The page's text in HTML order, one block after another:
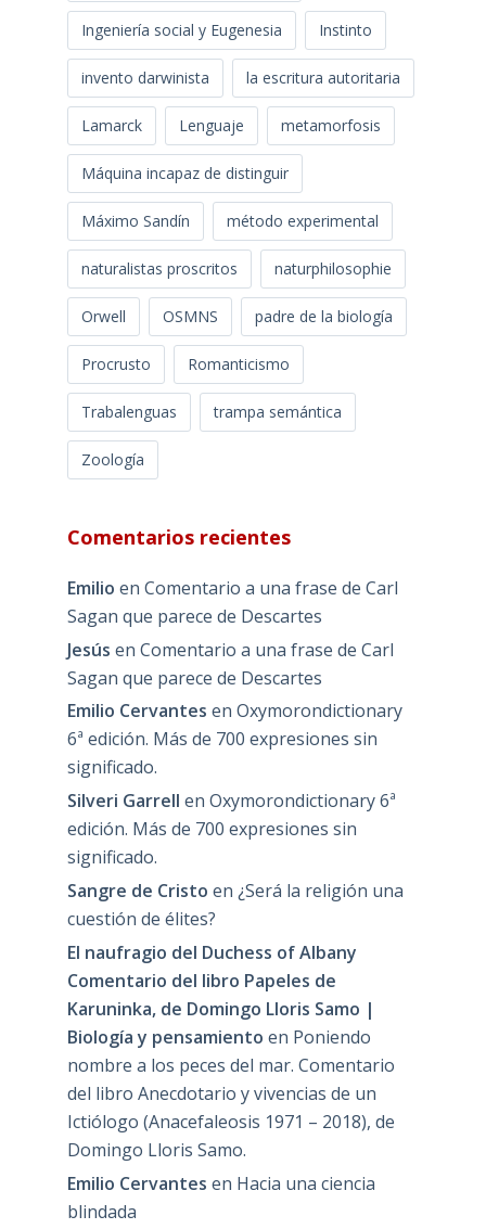
Ingeniería social y Eugenesia Instinto
invento darwinista la escritura autoritaria
Lamarck Lenguaje metamorfosis
Máquina incapaz de distinguir
Máximo Sandín método experimental
naturalistas proscritos naturphilosophie
Orwell OSMNS padre de la biología
Procrusto Romanticismo
Trabalenguas trampa semántica
Zoología
Comentarios recientes
Emilio en Comentario a una frase de Carl
Sagan que parece de Descartes
Jesús en Comentario a una frase de Carl
Sagan que parece de Descartes
Emilio Cervantes en Oxymorondictionary
6ª edición. Más de 700 expresiones sin
significado.
Silveri Garrell en Oxymorondictionary 6ª
edición. Más de 700 expresiones sin
significado.
Sangre de Cristo en ¿Será la religión una
cuestión de élites?
El naufragio del Duchess of Albany
Comentario del libro Papeles de
Karuninka, de Domingo Lloris Samo |
Biología y pensamiento en Poniendo
nombre a los peces del mar. Comentario
del libro Anecdotario y vivencias de un
Ictiólogo (Anacefaleosis 1971 – 2018), de
Domingo Lloris Samo.
Emilio Cervantes en Hacia una ciencia
blindada